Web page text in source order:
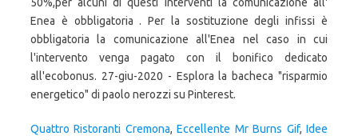
Quattro Ristoranti Cremona,Eccellente Mr Burns Gif,Idee